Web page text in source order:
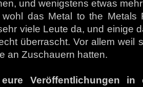
und wenigstens etwas
wohl das Metal to the
viele Leute da, und einige
überrascht. Vor allem weil
an Zuschauern hatten.
Veröffentlichungen